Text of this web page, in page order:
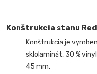
Konštrukcia stanu Red
Konštrukcia je
sklolaminát, 30 %
45 mm.